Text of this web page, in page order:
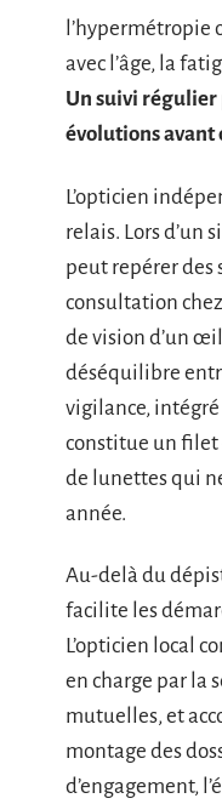
l’hypermétropie
avec l’âge, la
Un suivi régulier
évolutions avant
L’opticien
relais. Lors d’un
peut repérer
consultation
de vision d’un
déséquilibre
vigilance,
constitue un filet
de lunettes qui
année.
Au-delà du
facilite les
L’opticien local
en charge par la
mutuelles, et
montage des
d’engagement,